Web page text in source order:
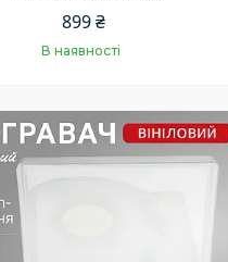
899 ₴
В наявності
Купити